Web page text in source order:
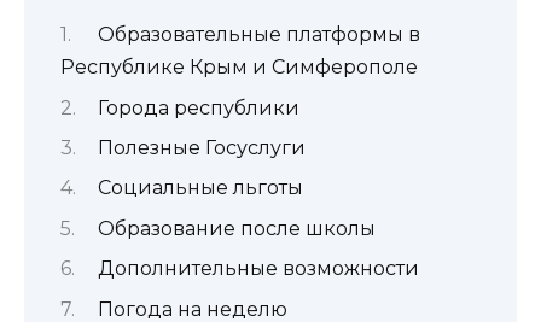
Образовательные платформы в
Республике Крым и Симферополе
Города республики
Полезные Госуслуги
Социальные льготы
Образование после школы
Дополнительные возможности
Погода на неделю